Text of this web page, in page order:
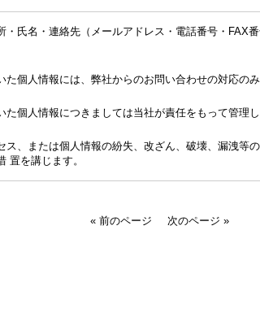
・氏名・連絡先（メールアドレス・電話番号・FAX
た個人情報には、弊社からのお問い合わせの対応の
た個人情報につきましては当社が責任をもって管理
ス、または個人情報の紛失、改ざん、破壊、漏洩等
置を講じます。
« 前のページ 次のページ »